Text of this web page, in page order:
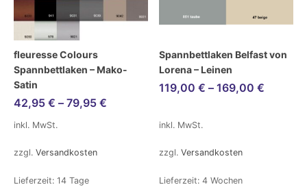
fleuresse Colours
Spannbettlaken – Mako-
Satin
42,95 € – 79,95 €
inkl. MwSt.
zzgl. Versandkosten
Lieferzeit: 14 Tage
Spannbettlaken Belfast von
Lorena – Leinen
119,00 € – 169,00 €
inkl. MwSt.
zzgl. Versandkosten
Lieferzeit: 4 Wochen